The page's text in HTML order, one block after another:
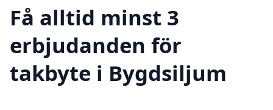
Få alltid minst 3
erbjudanden för
takbyte i Bygdsiljum